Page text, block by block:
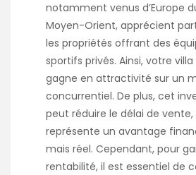
notamment venus d’Europe
Moyen-Orient, apprécient
les propriétés offrant des
sportifs privés. Ainsi, votre
gagne en attractivité sur un
concurrentiel. De plus, cet
peut réduire le délai de vente,
représente un avantage
mais réel. Cependant, pour
rentabilité, il est essentiel de